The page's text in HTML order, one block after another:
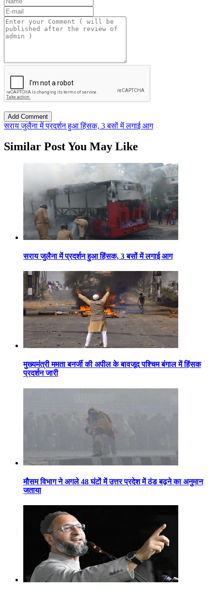
सराय जुलैना में प्रदर्शन हुआ हिंसक, 3 बसों में लगाई आग
Similar Post You May Like
सराय जुलैना में प्रदर्शन हुआ हिंसक, 3 बसों में लगाई आग
मुख्यमंत्री ममता बनर्जी की अपील के बावजूद पश्चिम बंगाल में हिंसक
प्रदर्शन जारी
मौसम विभाग ने अगले 48 घंटों में उत्तर प्रदेश में ठंड बढ़ने का अनुमान
जताया